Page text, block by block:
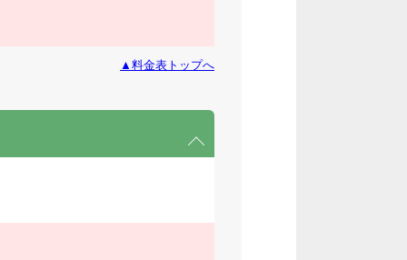
▲料金表トップへ